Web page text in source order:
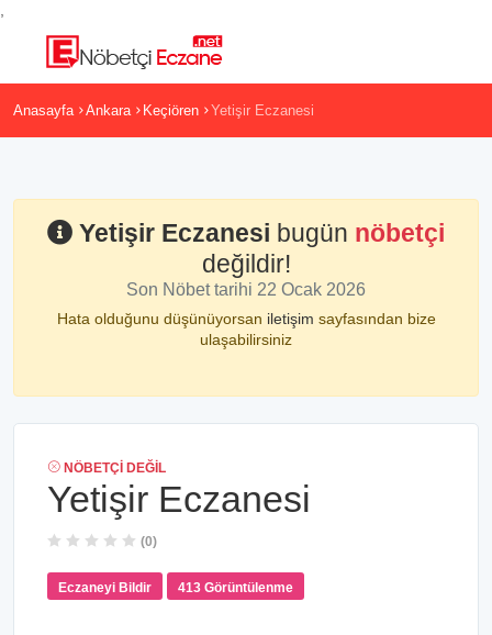
Anasayfa Ankara Keçiören Yetişir Eczanesi
Yetişir Eczanesi bugün nöbetçi
değildir!
Son Nöbet tarihi 22 Ocak 2026
Hata olduğunu düşünüyorsan iletişim sayfasından bize
ulaşabilirsiniz
NÖBETÇI DEĞIL
Yetişir Eczanesi
(0)
Eczaneyi Bildir 413 Görüntülenme